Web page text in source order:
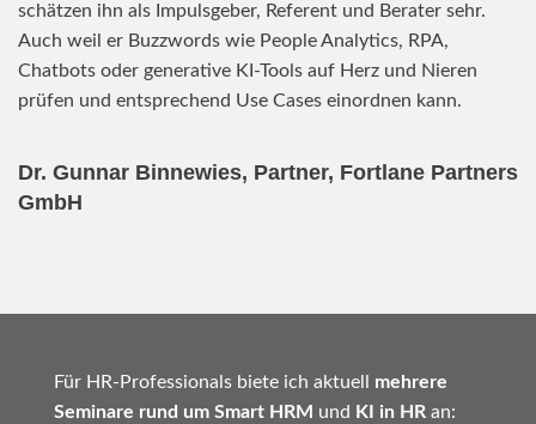
schätzen ihn als Impulsgeber, Referent und Berater sehr.
Auch weil er Buzzwords wie People Analytics, RPA,
Chatbots oder generative KI-Tools auf Herz und Nieren
prüfen und entsprechend Use Cases einordnen kann.
Dr. Gunnar Binnewies, Partner, Fortlane Partners
GmbH
Für HR-Professionals biete ich aktuell mehrere
Seminare rund um Smart HRM und KI in HRan: